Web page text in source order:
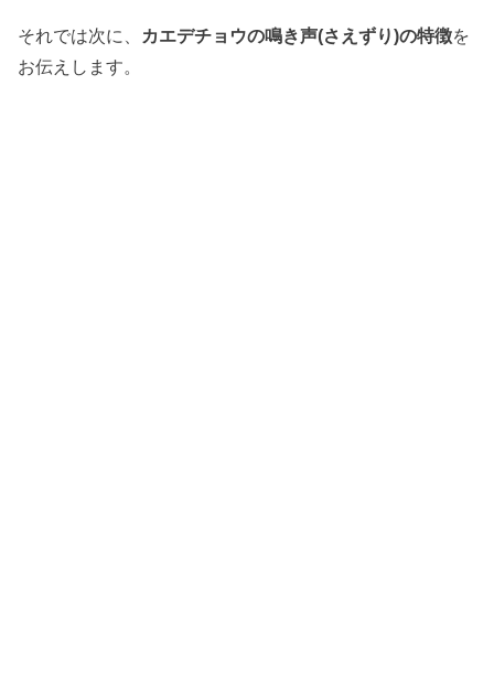
それでは次に、 カエデチョウの鳴き声(さえずり)の特徴を
お伝えします。